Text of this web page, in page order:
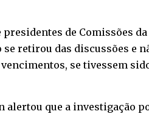
de Comissões
retirou das discussões e
se tivessem
alertou que a investigação